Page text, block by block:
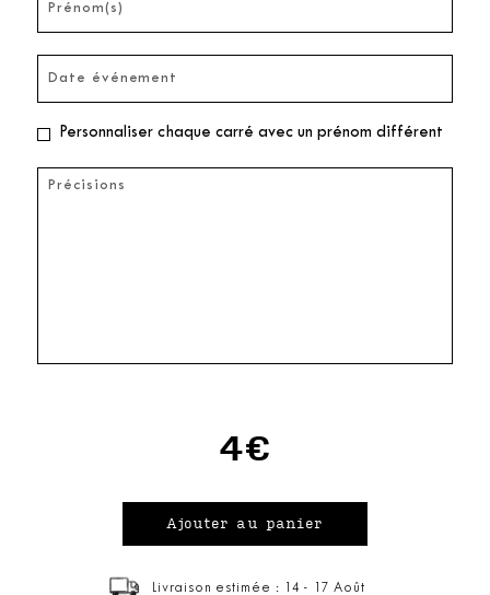
Personnaliser chaque carré avec un prénom différent
4€
Livraison estimée : 14 - 17 Août